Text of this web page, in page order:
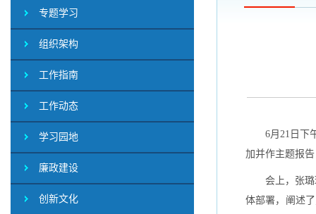
专题学习
组织架构
工作指南
工作动态
学习园地
廉政建设
创新文化
6月21日下
加并作主题报
会上，张
体部署，阐述